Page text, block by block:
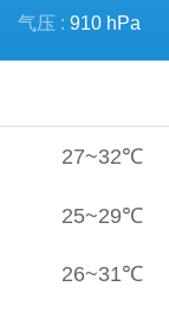
气压 : 910 hPa
27~32℃
25~29℃
26~31℃